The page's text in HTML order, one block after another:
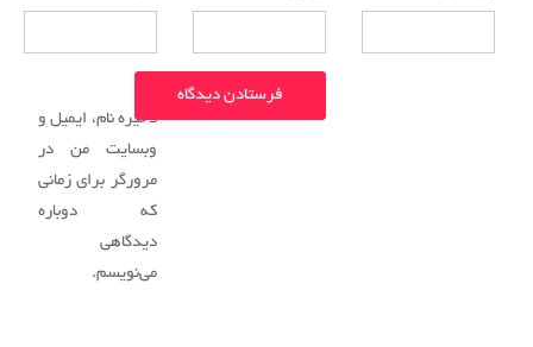
ذخیره نام، ایمیل و
وبسایت من در
مرورگر برای زمانی
که دوباره
دیدگاهی
می‌نویسم.